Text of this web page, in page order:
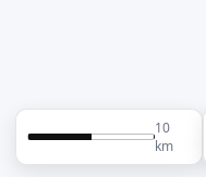
10
km